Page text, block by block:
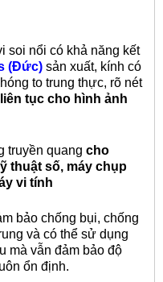
soi nổi có khả năng kết
(Đức) sản xuất, kính có
to trung thực, rõ nét
tục cho hình ảnh
truyền quang cho
thuật số, máy chụp
vi tính
bảo chống bụi, chống
và có thể sử dụng
mà vẫn đảm bảo độ
ổn định.